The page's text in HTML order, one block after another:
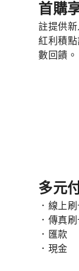
首購
註提供
紅利積點
數回饋。
多元
．線上
．傳真
．匯款
．現金